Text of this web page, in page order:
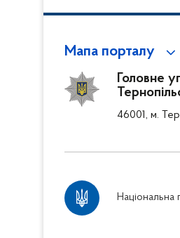
Мапа порталу
Головне
46001, м.
Національна